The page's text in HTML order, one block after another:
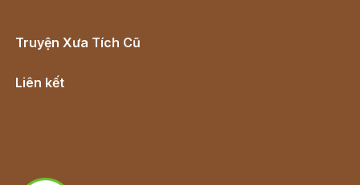
Truyện Xưa Tích Cũ
Liên kết